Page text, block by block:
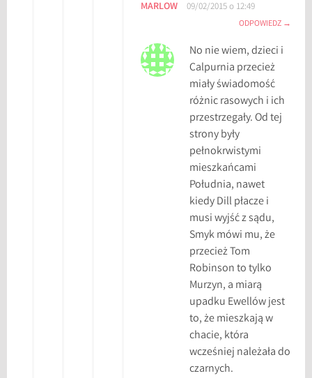
MARLOW 09/02/2015 o 12:49
ODPOWIEDZ
No nie wiem, dzieci i
Calpurnia przecież
miały świadomość
różnic rasowych i ich
przestrzegały. Od tej
strony były
pełnokrwistymi
mieszkańcami
Południa, nawet
kiedy Dill płacze i
musi wyjść z sądu,
Smyk mówi mu, że
przecież Tom
Robinson to tylko
Murzyn, a miarą
upadku Ewellów jest
to, że mieszkają w
chacie, która
wcześniej należała do
czarnych.